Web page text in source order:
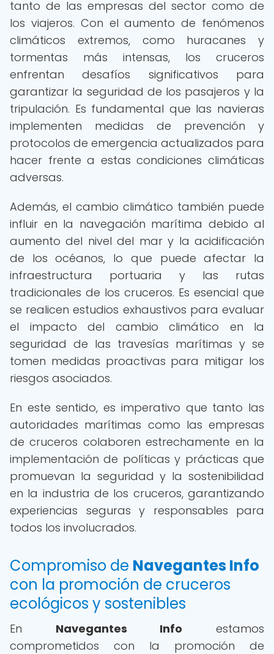
tanto de las empresas del sector como de
los viajeros. Con el aumento de fenómenos
climáticos extremos, como huracanes y
tormentas más intensas, los cruceros
enfrentan desafíos significativos para
garantizar la seguridad de los pasajeros y la
tripulación. Es fundamental que las navieras
implementen medidas de prevención y
protocolos de emergencia actualizados para
hacer frente a estas condiciones climáticas
adversas.
Además, el cambio climático también puede
influir en la navegación marítima debido al
aumento del nivel del mar y la acidificación
de los océanos, lo que puede afectar la
infraestructura portuaria y las rutas
tradicionales de los cruceros. Es esencial que
se realicen estudios exhaustivos para evaluar
el impacto del cambio climático en la
seguridad de las travesías marítimas y se
tomen medidas proactivas para mitigar los
riesgos asociados.
En este sentido, es imperativo que tanto las
autoridades marítimas como las empresas
de cruceros colaboren estrechamente en la
implementación de políticas y prácticas que
promuevan la seguridad y la sostenibilidad
en la industria de los cruceros, garantizando
experiencias seguras y responsables para
todos los involucrados.
Compromiso de Navegantes Info
con la promoción de cruceros
ecológicos y sostenibles
En Navegantes Info estamos
comprometidos con la promoción de